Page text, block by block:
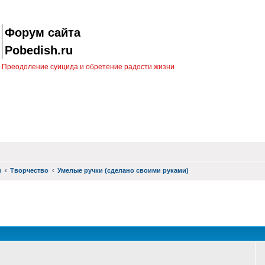
Форум сайта
Pobedish.ru
Преодоление суицида и обретение радости жизни
Творчество Умелые ручки (сделано своими руками)